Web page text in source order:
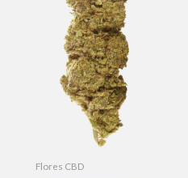
Flores CBD